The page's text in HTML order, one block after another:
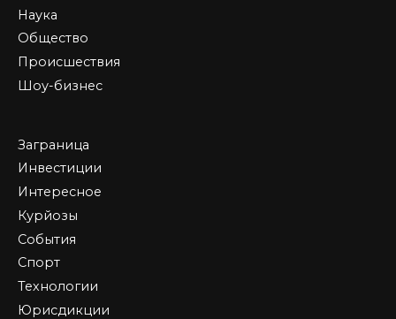
Наука
Общество
Происшествия
Шоу-бизнес
Заграница
Инвестиции
Интересное
Курйозы
События
Спорт
Технологии
Юрисдикции